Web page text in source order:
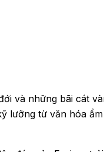
và những bãi cát
lưỡng từ văn hóa